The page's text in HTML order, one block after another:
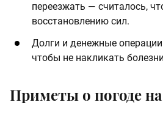
переезжать — считалось,
восстановлению сил.
Долги и денежные
чтобы не накликать
Приметы о погоде